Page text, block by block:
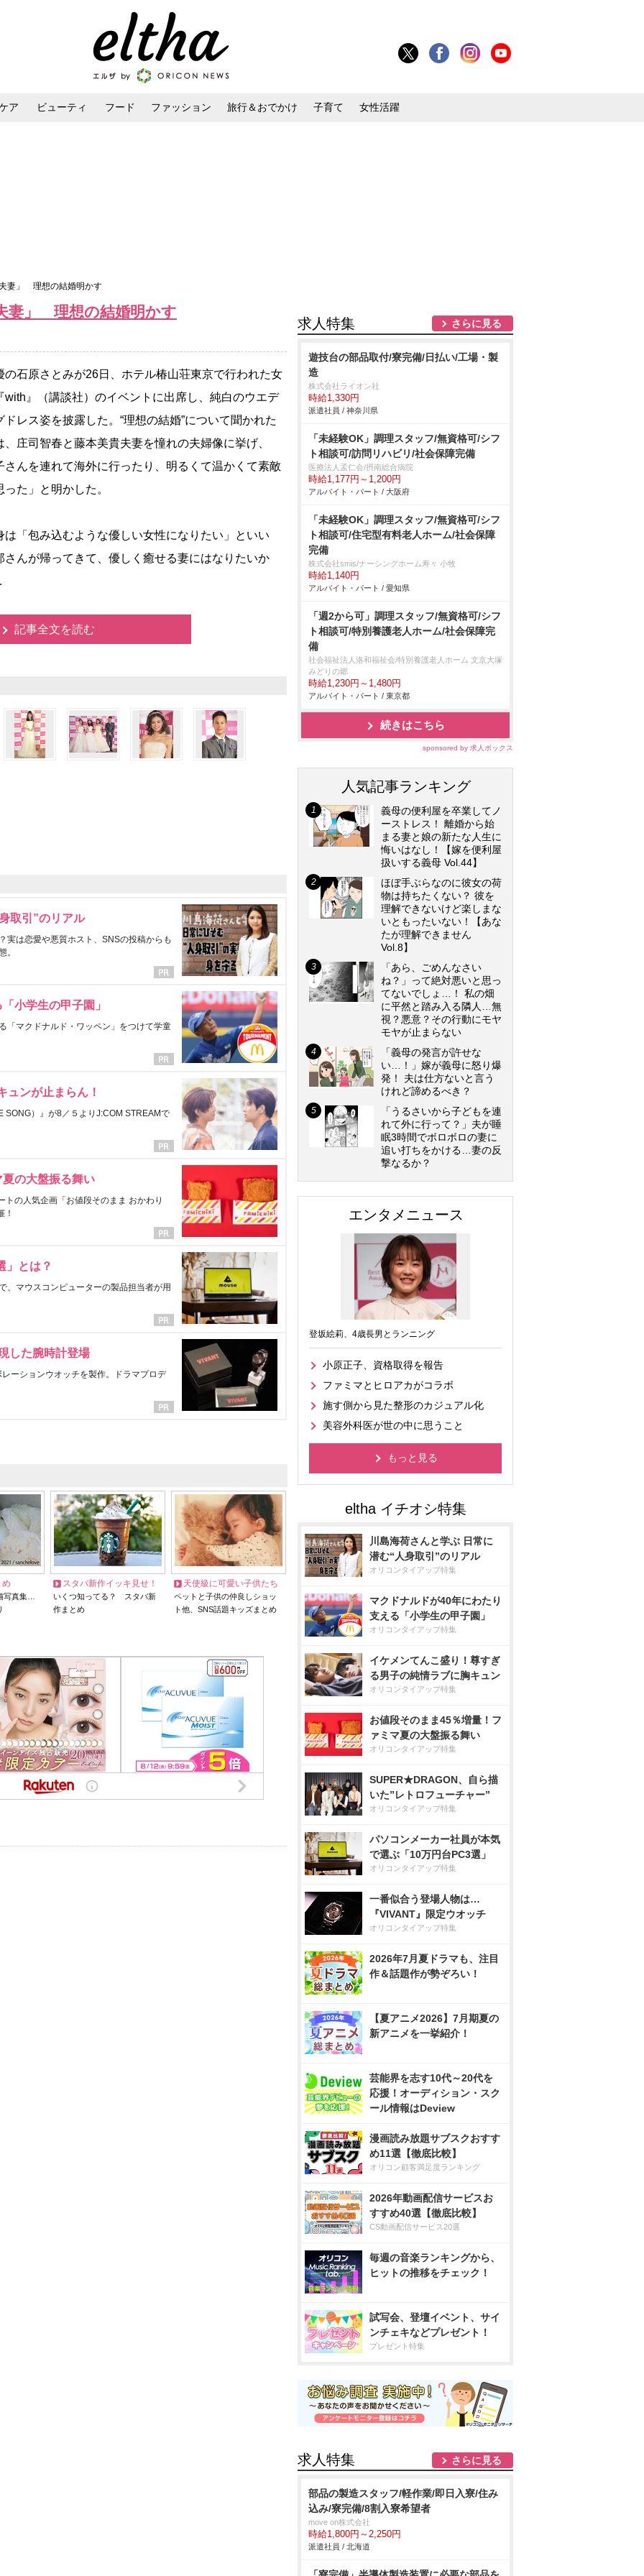
ア ビューティ フード ファッション 旅行＆おでかけ 子育て 女性活躍
妻」 理想の結婚明かす
妻」 理想の結婚明かす
石原さとみが26日、ホテル椿山荘東京で行われた女
with』（講談社）のイベントに出席し、純白のウエデ
ドレス姿を披露した。“理想の結婚”について聞かれた
、庄司智春と藤本美貴夫妻を憧れの夫婦像に挙げ、
さんを連れて海外に行ったり、明るくて温かくて素敵
った」と明かした。
「包み込むような優しい女性になりたい」といい
さんが帰ってきて、優しく癒せる妻にはなりたいか
記事全文を読む
取引”のリアル
実は恋愛や悪質ホスト、SNSの投稿からも
。
小学生の甲子園」
「マクドナルド・ワッペン」をつけて学童
ュンが止まらん！
SONG）』が8／５よりJ:COM STREAMで
の大盤振る舞い
の人気企画「お値段そのまま おかわり
！
」とは？
、マウスコンピューターの製品担当者が用
した腕時計登場
ーションウオッチを製作。ドラマプロデ
め
写真集…
スタバ新作イッキ見せ！
いくつ知ってる？ スタバ新
作まとめ
天使級に可愛い子供たち
ペットと子供の仲良しショッ
ト他、SNS話題キッズまとめ
求人特集 さらに見る
遊技台の部品取付/寮完備/日払い/工場・製
造
株式会社ライオン社
時給1,330円
派遣社員 / 神奈川県
「未経験OK」調理スタッフ/無資格可/シフ
ト相談可/訪問リハビリ/社会保障完備
医療法人孟仁会/摂南総合病院
時給1,177円～1,200円
アルバイト・パート / 大阪府
「未経験OK」調理スタッフ/無資格可/シフ
ト相談可/住宅型有料老人ホーム/社会保障
完備
株式会社smis/ナーシングホーム寿々 小牧
時給1,140円
アルバイト・パート / 愛知県
「週2から可」調理スタッフ/無資格可/シフ
ト相談可/特別養護老人ホーム/社会保障完
備
社会福祉法人洛和福祉会/特別養護老人ホーム 文京大塚
みどりの郷
時給1,230円～1,480円
アルバイト・パート / 東京都
続きはこちら
sponsored by 求人ボックス
人気記事ランキング
義母の便利屋を卒業してノ
ーストレス！ 離婚から始
まる妻と娘の新たな人生に
悔いはなし！【嫁を便利屋
扱いする義母 Vol.44】
ほぼ手ぶらなのに彼女の荷
物は持ちたくない？ 彼を
理解できないけど楽しまな
いともったいない！【あな
たが理解できません
Vol.8】
「あら、ごめんなさい
ね？」って絶対悪いと思っ
てないでしょ…！ 私の畑
に平然と踏み入る隣人…無
視？悪意？その行動にモヤ
モヤが止まらない
「義母の発言が許せな
い…！」嫁が義母に怒り爆
発！ 夫は仕方ないと言う
けれど諦めるべき？
「うるさいから子どもを連
れて外に行って？」夫が睡
眠3時間でボロボロの妻に
追い打ちをかける…妻の反
撃なるか？
エンタメニュース
登坂絵莉、4歳長男とランニング
小原正子、資格取得を報告
ファミマとヒロアカがコラボ
施す側から見た整形のカジュアル化
美容外科医が世の中に思うこと
もっと見る
川島海荷さんと学ぶ 日常に
潜む“人身取引”のリアル
オリコンタイアップ特集
マクドナルドが40年にわたり
支える「小学生の甲子園」
オリコンタイアップ特集
イケメンてんこ盛り！尊すぎ
る男子の純情ラブに胸キュン
オリコンタイアップ特集
お値段そのまま45％増量！フ
ァミマ夏の大盤振る舞い
オリコンタイアップ特集
SUPER★DRAGON、自ら描
いた”レトロフューチャー”
オリコンタイアップ特集
パソコンメーカー社員が本気
で選ぶ「10万円台PC3選」
オリコンタイアップ特集
一番似合う登場人物は…
『VIVANT』限定ウオッチ
オリコンタイアップ特集
2026年7月夏ドラマも、注目
作＆話題作が勢ぞろい！
【夏アニメ2026】7月期夏の
新アニメを一挙紹介！
芸能界を志す10代～20代を
応援！オーディション・スク
ール情報はDeview
漫画読み放題サブスクおすす
め11選【徹底比較】
オリコン顧客満足度ランキング
2026年動画配信サービスお
すすめ40選【徹底比較】
CS動画配信サービス20選
毎週の音楽ランキングから、
ヒットの推移をチェック！
試写会、登壇イベント、サイ
ンチェキなどプレゼント！
プレゼント特集
求人特集 さらに見る
部品の製造スタッフ/軽作業/即日入寮/住み
込み/寮完備/8割入寮希望者
move on株式会社
時給1,800円～2,250円
派遣社員 / 北海道